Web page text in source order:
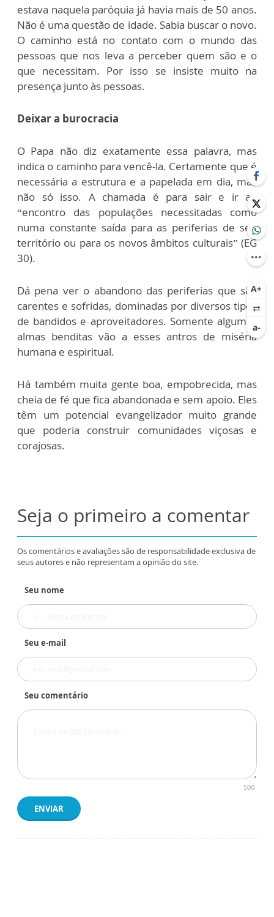
estava naquela paróquia já havia mais de 50 anos.
Não é uma questão de idade. Sabia buscar o novo.
O caminho está no contato com o mundo das
pessoas que nos leva a perceber quem são e o
que necessitam. Por isso se insiste muito na
presença junto às pessoas.
Deixar a burocracia
O Papa não diz exatamente essa palavra, mas
indica o caminho para vencê-la. Certamente que é
necessária a estrutura e a papelada em dia, mas
não só isso. A chamada é para sair e ir ao
“encontro das populações necessitadas como
numa constante saída para as periferias de seu
território ou para os novos âmbitos culturais” (EG
30).
Dá pena ver o abandono das periferias que são
carentes e sofridas, dominadas por diversos tipos
de bandidos e aproveitadores. Somente algumas
almas benditas vão a esses antros de miséria
humana e espiritual.
Há também muita gente boa, empobrecida, mas
cheia de fé que fica abandonada e sem apoio. Eles
têm um potencial evangelizador muito grande
que poderia construir comunidades viçosas e
corajosas.
Seja o primeiro a comentar
Os comentários e avaliações são de responsabilidade exclusiva de
seus autores e não representam a opinião do site.
Seu nome
Seu e-mail
Seu comentário
500
ENVIAR